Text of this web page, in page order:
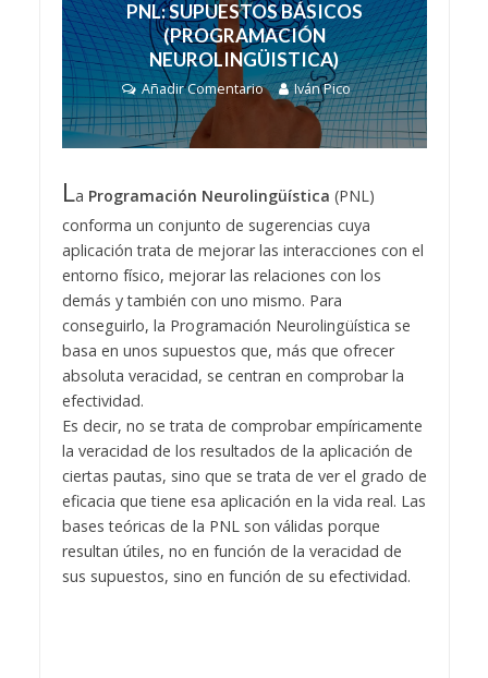
PNL: SUPUESTOS BÁSICOS
(PROGRAMACIÓN
NEUROLINGÜISTICA)
Añadir Comentario Iván Pico
La Programación Neurolingüística (PNL)
conforma un conjunto de sugerencias cuya
aplicación trata de mejorar las interacciones con el
entorno físico, mejorar las relaciones con los
demás y también con uno mismo. Para
conseguirlo, la Programación Neurolingüística se
basa en unos supuestos que, más que ofrecer
absoluta veracidad, se centran en comprobar la
efectividad.
Es decir, no se trata de comprobar empíricamente
la veracidad de los resultados de la aplicación de
ciertas pautas, sino que se trata de ver el grado de
eficacia que tiene esa aplicación en la vida real. Las
bases teóricas de la PNL son válidas porque
resultan útiles, no en función de la veracidad de
sus supuestos, sino en función de su efectividad.